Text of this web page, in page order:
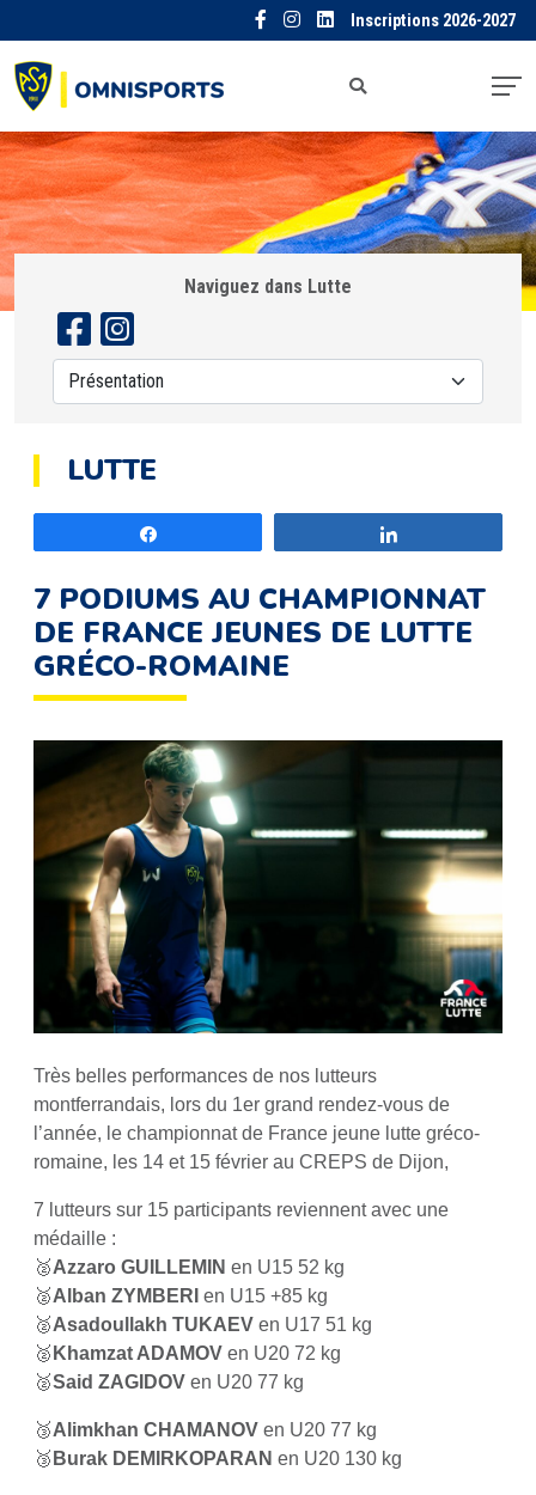
Inscriptions 2026-2027
Naviguez dans Lutte
LUTTE
7 PODIUMS AU CHAMPIONNAT
DE FRANCE JEUNES DE LUTTE
GRÉCO-ROMAINE
Très belles performances de nos lutteurs
montferrandais, lors du 1er grand rendez-vous de
l’année, le championnat de France jeune lutte gréco-
romaine, les 14 et 15 février au CREPS de Dijon,
7 lutteurs sur 15 participants reviennent avec une
médaille :
🥈Azzaro GUILLEMIN en U15 52 kg
🥈Alban ZYMBERI en U15 +85 kg
🥈Asadoullakh TUKAEV en U17 51 kg
🥈 Khamzat ADAMOV en U20 72 kg
🥈Said ZAGIDOV en U20 77 kg
🥉Alimkhan CHAMANOV en U20 77 kg
🥉 Burak DEMIRKOPARAN en U20 130 kg